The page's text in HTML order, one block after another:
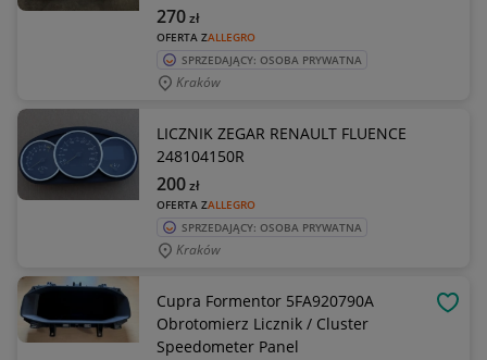
OFERTA ZALLEGRO
270zł
SPRZEDAJĄCY: OSOBA PRYWATNA
Kraków
LICZNIK ZEGAR RENAULT FLUENCE
248104150R
OFERTA ZALLEGRO
200zł
SPRZEDAJĄCY: OSOBA PRYWATNA
Kraków
Cupra Formentor 5FA920790A
Obrotomierz Licznik / Cluster
Speedometer Panel